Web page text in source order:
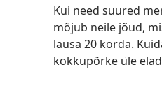
Kui need suured
mõjub neile jõud,
lausa 20 korda.
kokkupõrke üle